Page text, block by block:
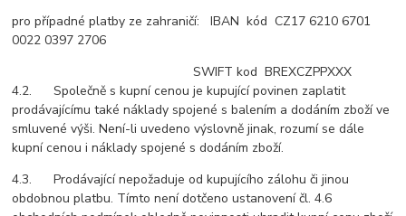
pro případné platby ze zahraničí: IBAN kód CZ17 6210 6701
0022 0397 2706
SWIFT kod BREXCZPPXXX
4.2. Společně s kupní cenou je kupující povinen zaplatit
prodávajícímu také náklady spojené s balením a dodáním zboží ve
smluvené výši. Není-li uvedeno výslovně jinak, rozumí se dále
kupní cenou i náklady spojené s dodáním zboží.
4.3. Prodávající nepožaduje od kupujícího zálohu či jinou
obdobnou platbu. Tímto není dotčeno ustanovení čl. 4.6